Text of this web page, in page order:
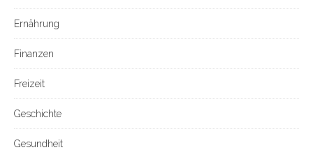
Ernährung
Finanzen
Freizeit
Geschichte
Gesundheit